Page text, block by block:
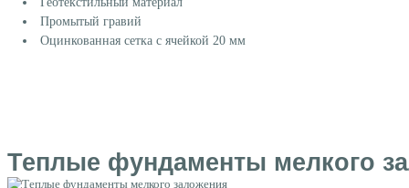
Промытый гравий
Оцинкованная сетка с ячейкой 20 мм
Теплые фундаменты мелкого